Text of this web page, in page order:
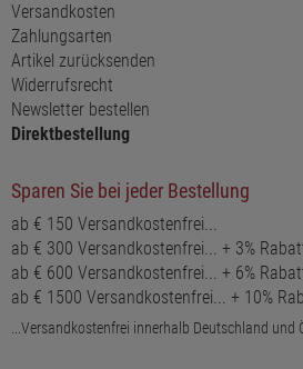
Versandkosten
Zahlungsarten
Artikel zurücksenden
Widerrufsrecht
Newsletter bestellen
Direktbestellung
Sparen Sie bei jeder Bestellung
ab € 150 Versandkostenfrei...
ab € 300 Versandkostenfrei... + 3%
ab € 600 Versandkostenfrei... + 6%
ab € 1500 Versandkostenfrei... + 10%
...Versandkostenfrei innerhalb Deutschland und